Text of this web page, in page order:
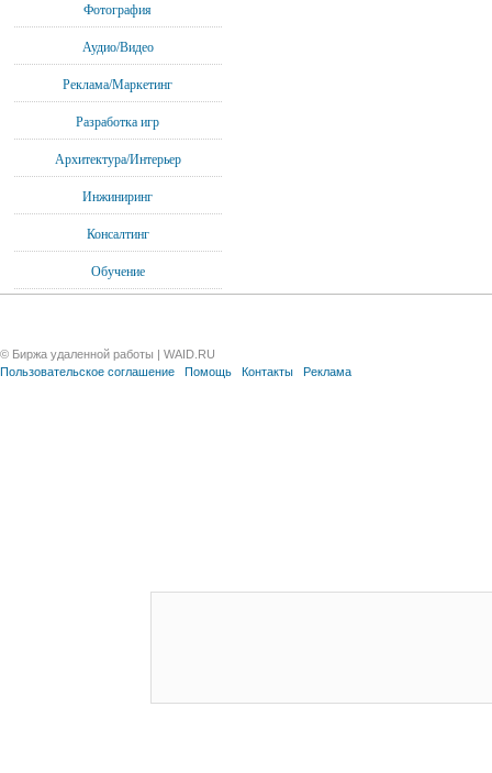
Фотография
Аудио/Видео
Реклама/Маркетинг
Разработка игр
Архитектура/Интерьер
Инжиниринг
Консалтинг
Обучение
© Биржа удаленной работы | WAID.RU
Пользовательское соглашение
Помощь Контакты Реклама